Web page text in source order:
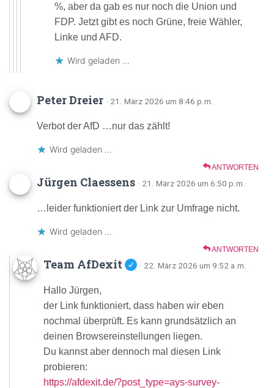
%, aber da gab es nur noch die Union und
FDP. Jetzt gibt es noch Grüne, freie Wähler,
Linke und AFD.
Wird geladen …
Peter Dreier · 21. März 2026 um 8:46 p.m.
Verbot der AfD …nur das zählt!
Wird geladen …
ANTWORTEN
Jürgen Claessens · 21. März 2026 um 6:50 p.m.
…leider funktioniert der Link zur Umfrage nicht.
Wird geladen …
ANTWORTEN
Team AfDexit · 22. März 2026 um 9:52 a.m.
Hallo Jürgen,
der Link funktioniert, dass haben wir eben
nochmal überprüft. Es kann grundsätzlich an
deinen Browsereinstellungen liegen.
Du kannst aber dennoch mal diesen Link
probieren:
https://afdexit.de/?post_type=ays-survey-